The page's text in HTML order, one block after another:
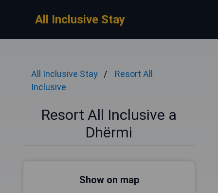
All Inclusive Stay
All Inclusive Stay
Resort All
Inclusive
Resort All Inclusive a
Dhërmi
Show on map